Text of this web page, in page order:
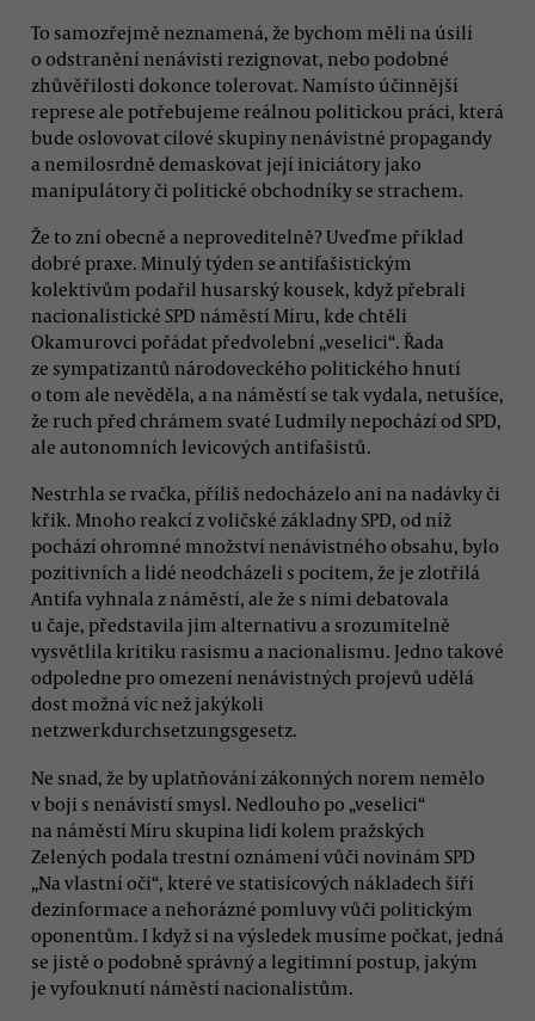
To samozřejmě neznamená, že bychom měli na úsilí
o odstranění nenávisti rezignovat, nebo podobné
zhůvěřilosti dokonce tolerovat. Namísto účinnější
represe ale potřebujeme reálnou politickou práci, která
bude oslovovat cílové skupiny nenávistné propagandy
a nemilosrdně demaskovat její iniciátory jako
manipulátory či politické obchodníky se strachem.
Že to zní obecně a neproveditelně? Uveďme příklad
dobré praxe. Minulý týden se antifašistickým
kolektivům podařil husarský kousek, když přebrali
nacionalistické SPD náměstí Míru, kde chtěli
Okamurovci pořádat předvolební „veselici“. Řada
ze sympatizantů národoveckého politického hnutí
o tom ale nevěděla, a na náměstí se tak vydala, netušíce,
že ruch před chrámem svaté Ludmily nepochází od SPD,
ale autonomních levicových antifašistů.
Nestrhla se rvačka, příliš nedocházelo ani na nadávky či
křik. Mnoho reakcí z voličské základny SPD, od níž
pochází ohromné množství nenávistného obsahu, bylo
pozitivních a lidé neodcházeli s pocitem, že je zlotřilá
Antifa vyhnala z náměstí, ale že s nimi debatovala
u čaje, představila jim alternativu a srozumitelně
vysvětlila kritiku rasismu a nacionalismu. Jedno takové
odpoledne pro omezení nenávistných projevů udělá
dost možná víc než jakýkoli
netzwerkdurchsetzungsgesetz.
Ne snad, že by uplatňování zákonných norem nemělo
v boji s nenávistí smysl. Nedlouho po „veselici“
na náměstí Míru skupina lidí kolem pražských
Zelených podala trestní oznámení vůči novinám SPD
„Na vlastní oči“, které ve statisícových nákladech šíří
dezinformace a nehorázné pomluvy vůči politickým
oponentům. I když si na výsledek musíme počkat, jedná
se jistě o podobně správný a legitimní postup, jakým
je vyfouknutí náměstí nacionalistům.